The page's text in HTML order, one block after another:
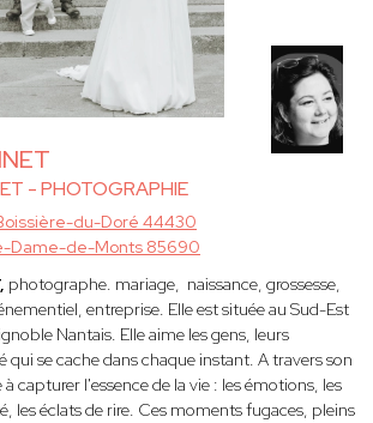
- PHOTOGRAPHIE
du-Doré 44430
Dame-de-Monts 85690
photographe. mariage, naissance, grossesse,
entreprise. Elle est située au Sud-Est
Nantais. Elleaime les gens, leurs
qui se cache dans chaque instant. A travers son
capturer l'essence de la vie : les émotions, les
les éclats de rire. Ces moments fugaces, pleins